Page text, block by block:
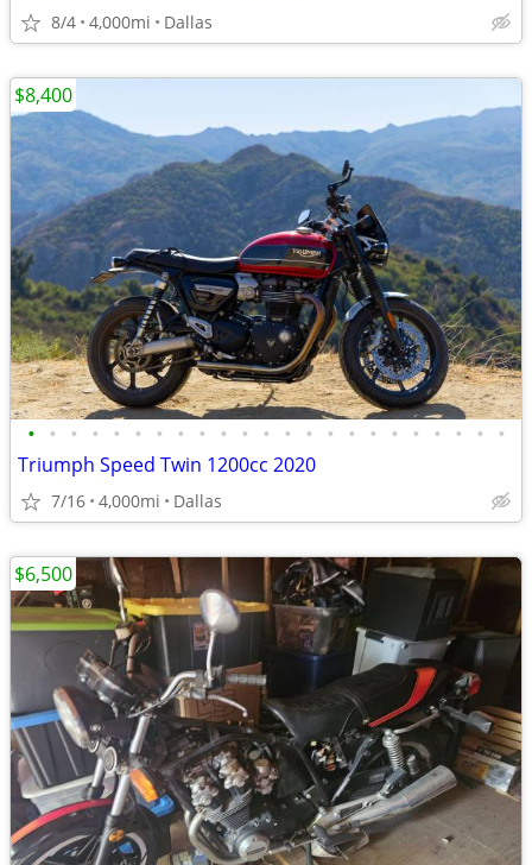
8/4 4,000mi Dallas
• • • • • • • • • • • • • • • • • • • • • • •
Triumph Speed Twin 1200cc 2020
7/16 4,000mi Dallas
$8,400
$6,500